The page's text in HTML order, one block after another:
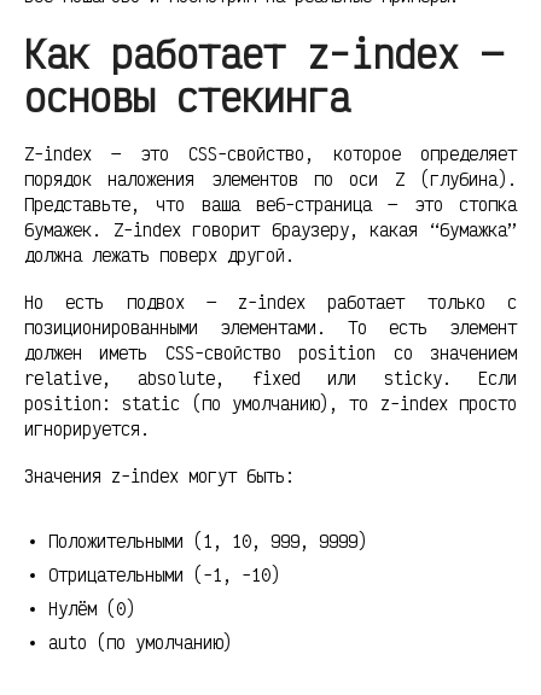
Как работает z-index —
основы стекинга
Z-index — это CSS-свойство, которое определяет
порядок наложения элементов по оси Z (глубина).
Представьте, что ваша веб-страница — это стопка
бумажек. Z-index говорит браузеру, какая “бумажка”
должна лежать поверх другой.
Но есть подвох — z-index работает только с
позиционированными элементами. То есть элемент
должен иметь CSS-свойство position со значением
relative, absolute, fixed или sticky. Если
position: static (по умолчанию), то z-index просто
игнорируется.
Значения z-index могут быть:
Положительными (1, 10, 999, 9999)
Отрицательными (-1, -10)
Нулём (0)
auto (по умолчанию)